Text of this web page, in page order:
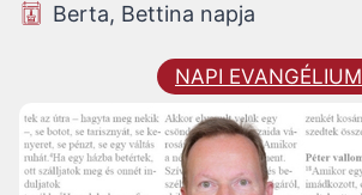
Berta, Bettina napja
NAPI EVANGÉLIUM